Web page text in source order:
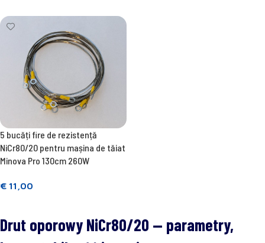
5 bucăți fire de rezistență
NiCr80/20 pentru mașina de tăiat
Minova Pro 130cm 260W
€ 11,00
Drut oporowy NiCr80/20 — parametry,